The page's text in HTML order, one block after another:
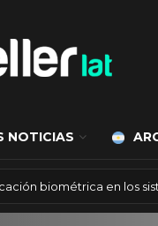
NOTICIAS
biométrica en los